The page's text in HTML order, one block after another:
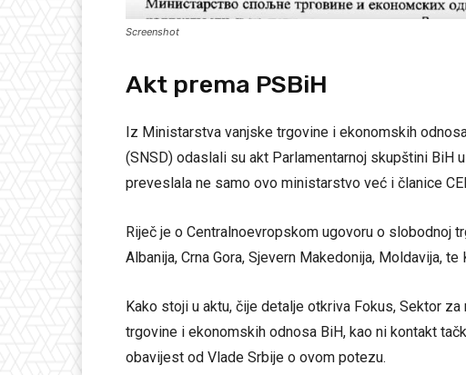
Screenshot
Akt prema PSBiH
Iz Ministarstva vanjske trgovine i ekonomskih
(SNSD) odaslali su akt Parlamentarnoj skupštini BiH
preveslala ne samo ovo ministarstvo već i članice
Riječ je o Centralnoevropskom ugovoru o slobodnoj
Albanija, Crna Gora, Sjevern Makedonija, Moldavija, te
Kako stoji u aktu, čije detalje otkriva Fokus, Sektor
trgovine i ekonomskih odnosa BiH, kao ni kontakt
obavijest od Vlade Srbije o ovom potezu.